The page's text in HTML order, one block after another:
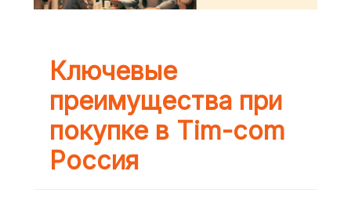
Ключевые
преимущества при
покупке в Tim-com
Россия